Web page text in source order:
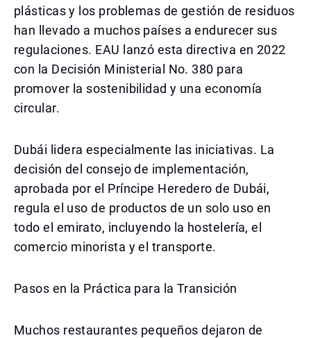
plásticas y los problemas de gestión de residuos
han llevado a muchos países a endurecer sus
regulaciones. EAU lanzó esta directiva en 2022
con la Decisión Ministerial No. 380 para
promover la sostenibilidad y una economía
circular.
Dubái lidera especialmente las iniciativas. La
decisión del consejo de implementación,
aprobada por el Príncipe Heredero de Dubái,
regula el uso de productos de un solo uso en
todo el emirato, incluyendo la hostelería, el
comercio minorista y el transporte.
Pasos en la Práctica para la Transición
Muchos restaurantes pequeños dejaron de